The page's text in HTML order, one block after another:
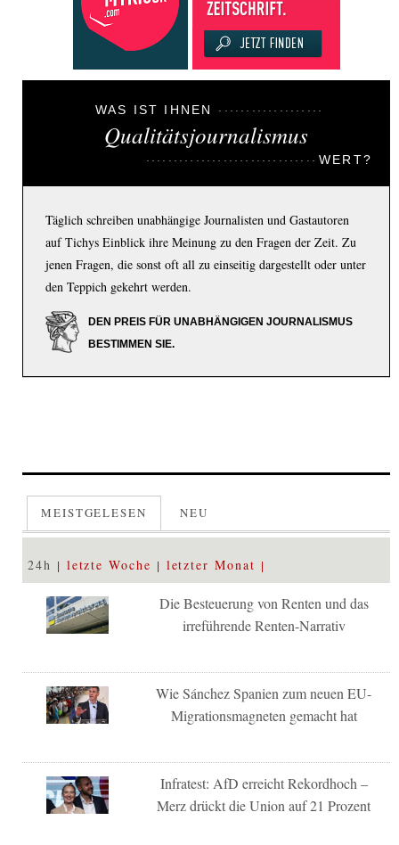
WAS IST IHNEN
Qualitätsjournalismus
WERT?
Täglich schreiben unabhängige Journalisten und Gastautoren
auf Tichys Einblick ihre Meinung zu den Fragen der Zeit. Zu
jenen Fragen, die sonst oft all zu einseitig dargestellt oder unter
den Teppich gekehrt werden.
DEN PREIS FÜR UNABHÄNGIGEN JOURNALISMUS
BESTIMMEN SIE.
MEISTGELESEN NEU
24h letzte Woche letzter Monat
Die Besteuerung von Renten und das
irreführende Renten-Narrativ
Wie Sánchez Spanien zum neuen EU-
Migrationsmagneten gemacht hat
Infratest: AfD erreicht Rekordhoch –
Merz drückt die Union auf 21 Prozent